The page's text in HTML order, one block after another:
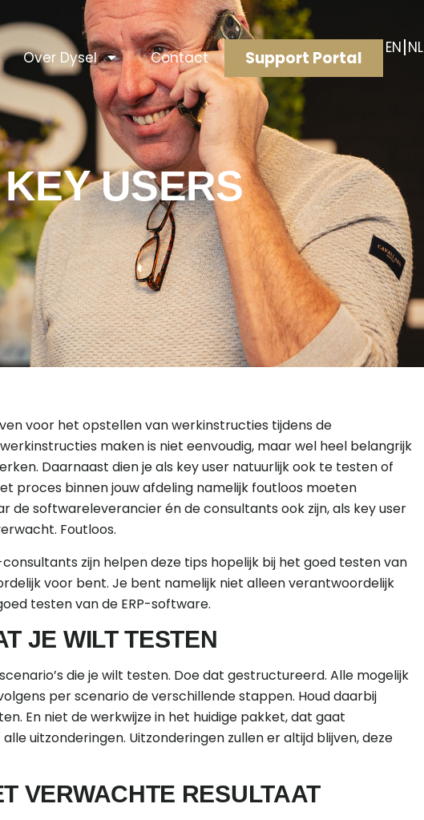
Over Dysel Contact Support Portal EN NL
USERS
voor het opstellen van werkinstructies tijdens de
maken is niet eenvoudig, maar wel heel belangrijk
Daarnaast dien je als key user natuurlijk ook te testen of
proces binnen jouw afdeling namelijk foutloos moeten
de softwareleverancier én de consultants ook zijn, als key user
Foutloos.
zijn helpen deze tips hopelijk bij het goed testen van
voor bent. Je bent namelijk niet alleen verantwoordelijk
testen van de ERP-software.
JE WILT TESTEN
die je wilt testen. Doe dat gestructureerd. Alle mogelijk
per scenario de verschillende stappen. Houd daarbij
En niet de werkwijze in het huidige pakket, dat gaat
uitzonderingen. Uitzonderingen zullen er altijd blijven, deze
VERWACHTE RESULTAAT